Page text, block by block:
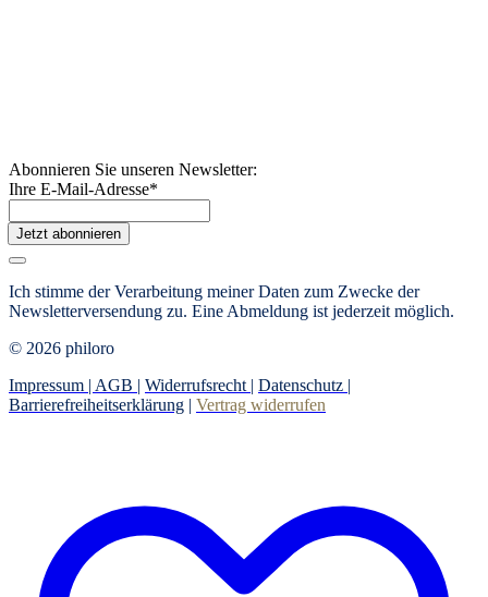
Abonnieren Sie unseren Newsletter:
Ihre E-Mail-Adresse*
Jetzt abonnieren
Ich stimme der Verarbeitung meiner Daten zum Zwecke der
Newsletterversendung zu. Eine Abmeldung ist jederzeit möglich.
© 2026 philoro
Impressum | AGB | Widerrufsrecht | Datenschutz |
Barrierefreiheitserklärung | Vertrag widerrufen